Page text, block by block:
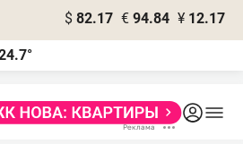
$ 82.17 € 94.84 ¥ 12.17